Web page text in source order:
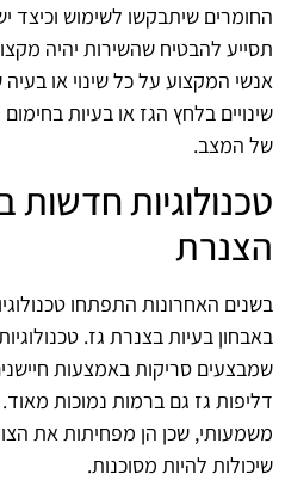
החומרים שיתבקשו לשימוש וכיצד
תסייע להבטיח שהשירות יהיה
אנשי המקצוע על כל שינוי או
שינויים בלחץ הגז או בעיות
של המצב.
טכנולוגיות חדשות
הצנרת
בשנים האחרונות התפתחו
באבחון בעיות בצנרת גז.
שמבצעים סריקות באמצעות
דליפות גז גם ברמות נמוכות מאוד.
משמעותי, שכן הן מפחיתות את
שיכולות להיות מסוכנות.